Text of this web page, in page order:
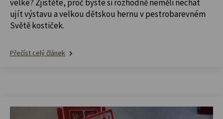
velké? Zjistěte, proč byste si rozhodně neměli nechat
ujít výstavu a velkou dětskou hernu v pestrobarevném
Světě kostiček.
Přečíst celý článek